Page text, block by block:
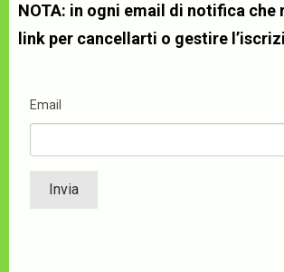
NOTA: in ogni email di notifica che
link per cancellarti o gestire
Email